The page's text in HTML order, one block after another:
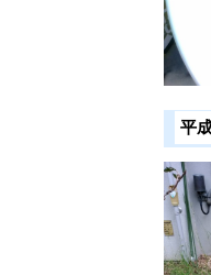
平